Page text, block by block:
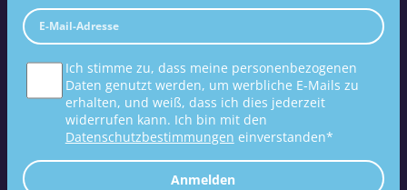
Ich stimme zu, dass meine personenbezogenen
Daten genutzt werden, um werbliche E-Mails zu
erhalten, und weiß, dass ich dies jederzeit
widerrufen kann. Ich bin mit den
Datenschutzbestimmungen einverstanden*
Anmelden